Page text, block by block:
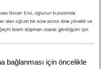
bağlanması için öncelikle